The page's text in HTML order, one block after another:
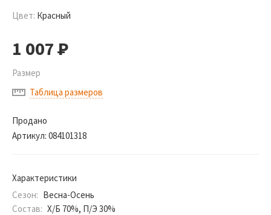
Цвет: Красный
1 007Р
Размер
Таблица размеров
Продано
Артикул: 084101318
Характеристики
Сезон: Весна-Осень
Состав: Х/Б 70%, П/Э 30%